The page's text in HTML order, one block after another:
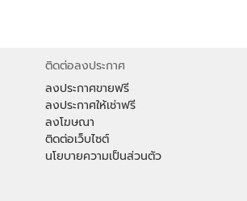
ติดต่อลงประกาศ
ลงประกาศขายฟรี
ลงประกาศให้เช่าฟรี
ลงโฆษณา
ติดต่อเว็บไซต์
นโยบายความเป็นส่วนตัว